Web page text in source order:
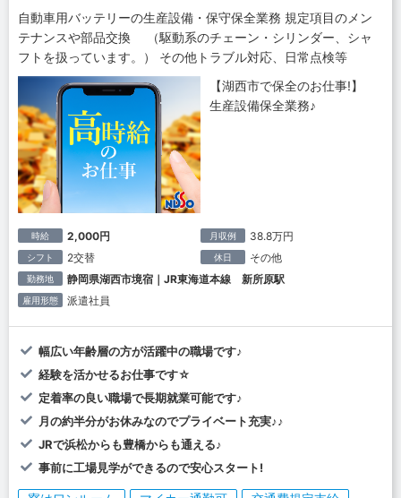
自動車用バッテリーの生産設備・保守保全業務 規定項目のメン
テナンスや部品交換 （駆動系のチェーン・シリンダー、シャ
フトを扱っています。） その他トラブル対応、日常点検等
【湖西市で保全のお仕事!】
生産設備保全業務♪
時給 2,000円 月収例 38.8万円
シフト 2交替 休日 その他
勤務地 静岡県湖西市境宿｜JR東海道本線 新所原駅
雇用形態 派遣社員
幅広い年齢層の方が活躍中の職場です♪
経験を活かせるお仕事です☆
定着率の良い職場で長期就業可能です♪
月の約半分がお休みなのでプライベート充実♪♪
JRで浜松からも豊橋からも通える♪
事前に工場見学ができるので安心スタート!